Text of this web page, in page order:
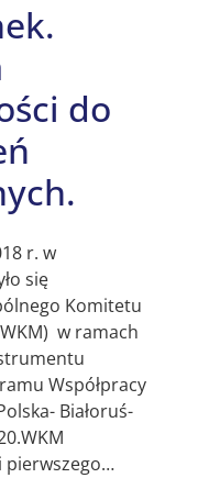
do
r. w
się
Komitetu
w ramach
Współpracy
Białoruś-
pierwszego…